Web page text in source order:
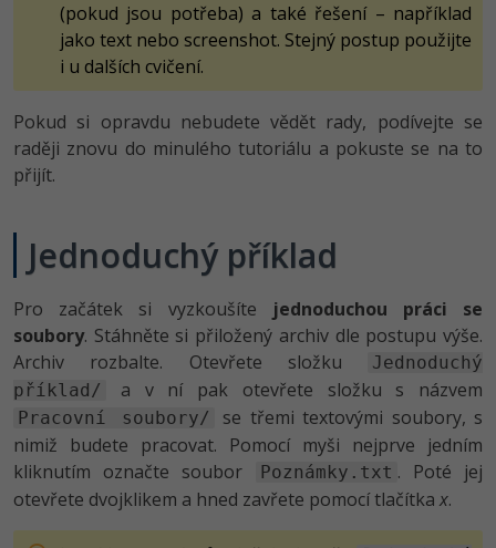
Elektronický podpis
Fórum
Kurzy designu
Photoshop -80%
Adobe Illustrator
Adobe Lightroom -30%
Adobe XD -15%
Adobe InDesign -25%
Adobe After Effects
Blog
Pro firmy
(pokud jsou potřeba) a také řešení – například
jako text nebo screenshot. Stejný postup použijte
i u dalších cvičení.
Pokud si opravdu nebudete vědět rady, podívejte se
raději znovu do minulého tutoriálu a pokuste se na to
přijít.
Jednoduchý příklad
Pro začátek si vyzkoušíte
jednoduchou práci se
soubory. Stáhněte si přiložený archiv dle postupu výše.
Archiv rozbalte. Otevřete složku
Jednoduchý
příklad/
a v ní pak otevřete složku s názvem
Pracovní soubory/
se třemi textovými soubory, s
nimiž budete pracovat. Pomocí myši nejprve jedním
kliknutím označte soubor
Poznámky.txt . Poté jej
otevřete dvojklikem a hned zavřete pomocí tlačítka x.